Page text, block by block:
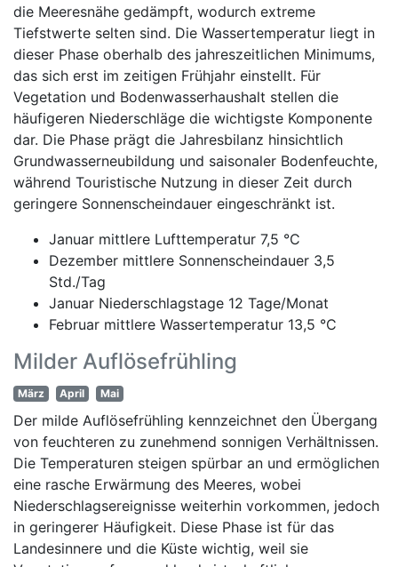
die Meeresnähe gedämpft, wodurch extreme
Tiefstwerte selten sind. Die Wassertemperatur liegt in
dieser Phase oberhalb des jahreszeitlichen Minimums,
das sich erst im zeitigen Frühjahr einstellt. Für
Vegetation und Bodenwasserhaushalt stellen die
häufigeren Niederschläge die wichtigste Komponente
dar. Die Phase prägt die Jahresbilanz hinsichtlich
Grundwasserneubildung und saisonaler Bodenfeuchte,
während Touristische Nutzung in dieser Zeit durch
geringere Sonnenscheindauer eingeschränkt ist.
Januar mittlere Lufttemperatur 7,5 °C
Dezember mittlere Sonnenscheindauer 3,5
Std./Tag
Januar Niederschlagstage 12 Tage/Monat
Februar mittlere Wassertemperatur 13,5 °C
Milder Auflösefrühling
März April Mai
Der milde Auflösefrühling kennzeichnet den Übergang
von feuchteren zu zunehmend sonnigen Verhältnissen.
Die Temperaturen steigen spürbar an und ermöglichen
eine rasche Erwärmung des Meeres, wobei
Niederschlagsereignisse weiterhin vorkommen, jedoch
in geringerer Häufigkeit. Diese Phase ist für das
Landesinnere und die Küste wichtig, weil sie